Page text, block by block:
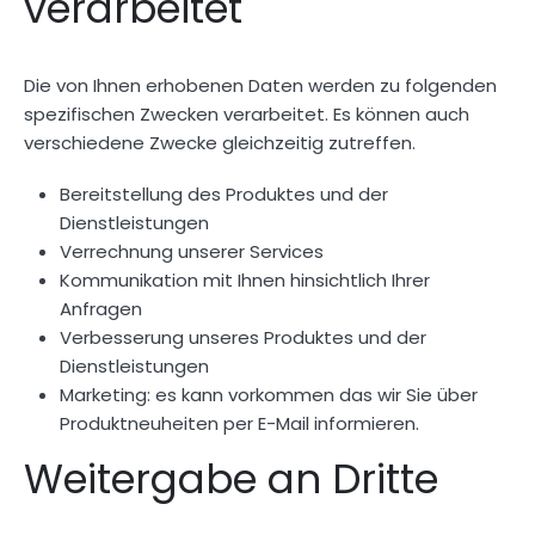
Die von Ihnen erhobenen Daten werden zu folgenden
spezifischen Zwecken verarbeitet. Es können auch
verschiedene Zwecke gleichzeitig zutreffen.
Bereitstellung des Produktes und der
Dienstleistungen
Verrechnung unserer Services
Kommunikation mit Ihnen hinsichtlich Ihrer
Anfragen
Verbesserung unseres Produktes und der
Dienstleistungen
Marketing: es kann vorkommen das wir Sie über
Produktneuheiten per E-Mail informieren.
Weitergabe an Dritte